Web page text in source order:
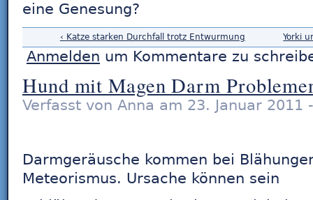
eine Genesung?
‹ Katze starken Durchfall trotz Entwurmung Yorki
Anmelden um Kommentare zu
Hund mit Magen Darm
Verfasst von Anna am 23. Januar 2011
Darmgeräusche kommen bei
Meteorismus. Ursache können sein